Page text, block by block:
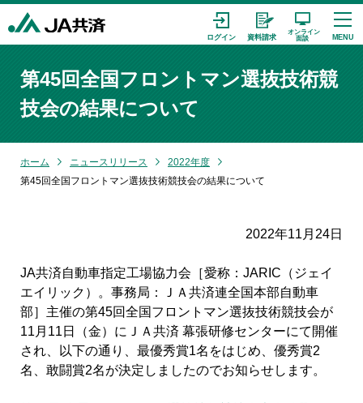
第45回全国フロントマン選抜技術競
技会の結果について
ホーム ニュースリリース
2022年度
第45回全国フロントマン選抜技術競技会の結果について
2022年11月24日
JA共済自動車指定工場協力会［愛称：JARIC（ジェイ
エイリック）。事務局：ＪＡ共済連全国本部自動車
部］主催の第45回全国フロントマン選抜技術競技会が
11月11日（金）にＪＡ共済 幕張研修センターにて開催
され、以下の通り、最優秀賞1名をはじめ、優秀賞2
名、敢闘賞2名が決定しましたのでお知らせします。